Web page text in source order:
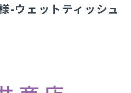
-ウェットティッシュ